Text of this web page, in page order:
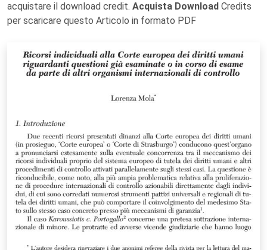
acquistare il download credit. Acquista Download Credits
per scaricare questo Articolo in formato PDF